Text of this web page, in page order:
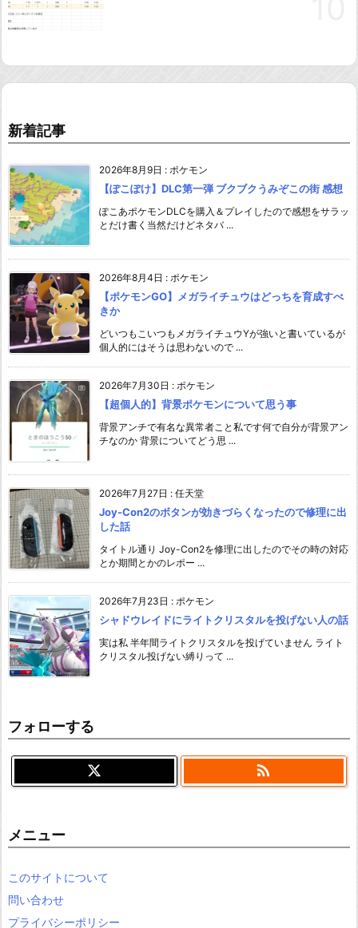
新着記事
2026年8月9日 : ポケモン
【ぽこぽけ】DLC第一弾 ブクブクうみぞこの街 感想
ぽこあポケモンDLCを購入＆プレイしたので感想をサラッ
とだけ書く当然だけどネタバ ...
2026年8月4日 : ポケモン
【ポケモンGO】メガライチュウはどっちを育成すべ
きか
どいつもこいつもメガライチュウYが強いと書いているが
個人的にはそうは思わないので ...
2026年7月30日 : ポケモン
【超個人的】背景ポケモンについて思う事
背景アンチで有名な異常者こと私です何で自分が背景アン
チなのか 背景についてどう思 ...
2026年7月27日 : 任天堂
Joy-Con2のボタンが効きづらくなったので修理に出
した話
タイトル通り Joy-Con2を修理に出したのでその時の対応
とか期間とかのレポー ...
2026年7月23日 : ポケモン
シャドウレイドにライトクリスタルを投げない人の話
実は私 半年間ライトクリスタルを投げていません ライト
クリスタル投げない縛りって ...
フォローする

メニュー
このサイトについて
問い合わせ
プライバシーポリシー